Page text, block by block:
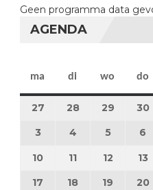
Geen programma data
AGENDA
ma maandag
di dinsdag
wo do
27 27 juli 2026
28 28 juli 2026
29 29 juli
30
3 3 augustus 2026
4 4 augustus
55 6
10 10 augustus 2026
11 11 augustus
12 12 13
17 17 augustus 2026
18 18 augustus
19 19 20